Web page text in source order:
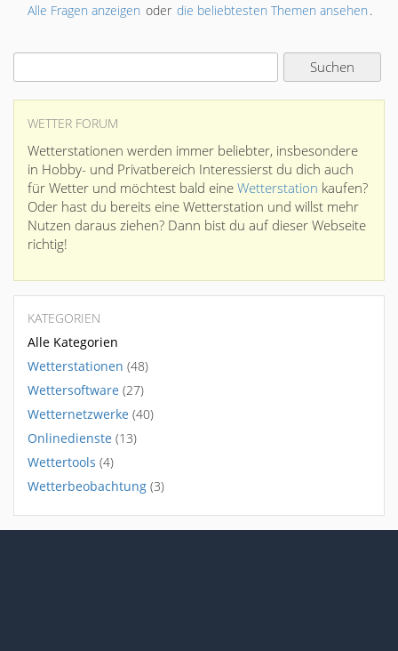
Alle Fragen anzeigen oder die beliebtesten Themen ansehen .
WETTER FORUM
Wetterstationen werden immer beliebter, insbesondere
in Hobby- und Privatbereich Interessierst du dich auch
für Wetter und möchtest bald eine Wetterstation kaufen?
Oder hast du bereits eine Wetterstation und willst mehr
Nutzen daraus ziehen? Dann bist du auf dieser Webseite
richtig!
KATEGORIEN
Alle Kategorien
Wetterstationen (48)
Wettersoftware (27)
Wetternetzwerke (40)
Onlinedienste (13)
Wettertools (4)
Wetterbeobachtung (3)